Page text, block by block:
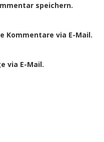
speichern.
Kommentare via E-Mail.
via E-Mail.